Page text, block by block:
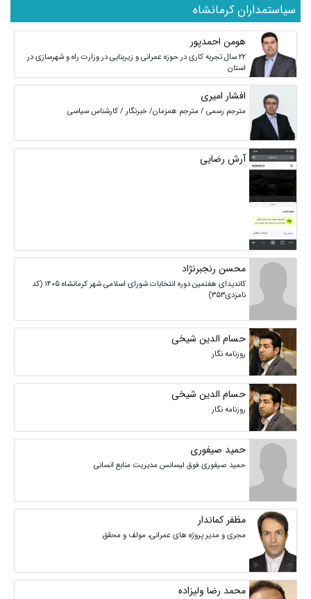
سیاستمداران کرمانشاه
هومن احمدپور
‌۲۲ سال تجربه کاری در حوزه عمرانی و زیربنایی در وزارت راه و شهرسازی در
استان
افشار امیری
مترجم رسمی / مترجم همزمان/ خبرنگار / کارشناس سیاسی
آرش رضایی
محسن رنجبرنژاد
کاندیدای هفتمین دوره انتخابات شورای اسلامی شهر کرمانشاه ۱۴۰۵ (کد
نامزدی۳۵۳)
حسام الدین شیخی
روزنامه نگار
حسام الدین شیخی
روزنامه نگار
حمید صیفوری
حمید صیفوری فوق لیسانس مدیریت منابع انسانی
مظفر کماندار
مجری و مدیر پروژه های عمرانی، مولف و محقق
محمد رضا ولیزاده